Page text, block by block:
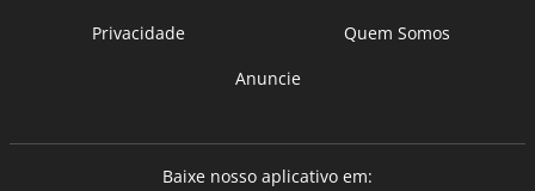
Privacidade
Quem Somos
Anuncie
Baixe nosso aplicativo em: